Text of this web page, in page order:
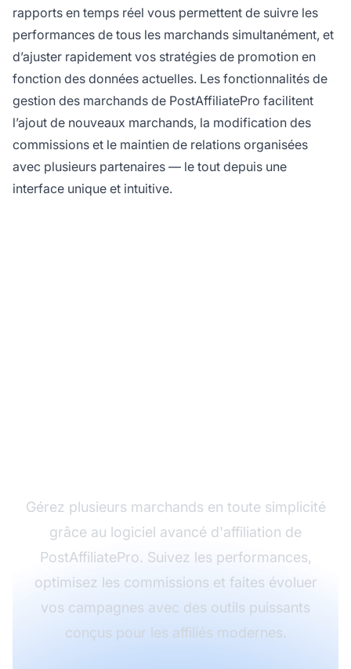
rapports en temps réel vous permettent de suivre les
performances de tous les marchands simultanément, et
d’ajuster rapidement vos stratégies de promotion en
fonction des données actuelles. Les fonctionnalités de
gestion des marchands de PostAffiliatePro facilitent
l’ajout de nouveaux marchands, la modification des
commissions et le maintien de relations organisées
avec plusieurs partenaires — le tout depuis une
interface unique et intuitive.
Gérez plusieurs marchands en toute simplicité
grâce au logiciel avancé d'affiliation de
PostAffiliatePro. Suivez les performances,
optimisez les commissions et faites évoluer
vos campagnes avec des outils puissants
conçus pour les affiliés modernes.